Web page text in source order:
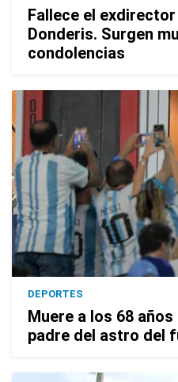
Fallece el
Donderis. Surgen
condolencias
DEPORTES
Muere a los 68
padre del astro del